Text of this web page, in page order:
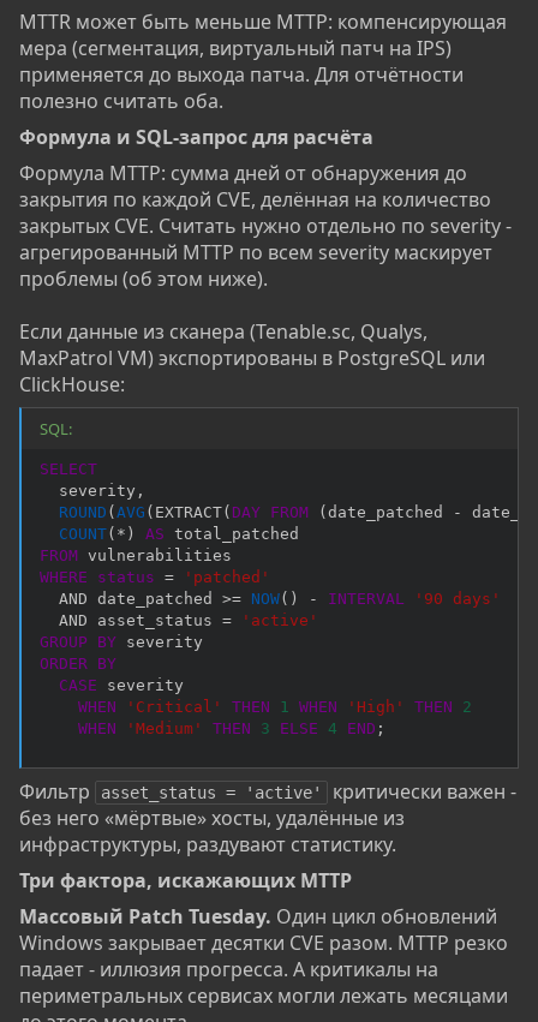
MTTR может быть меньше MTTP: компенсирующая
мера (сегментация, виртуальный патч на IPS)
применяется до выхода патча. Для отчётности
полезно считать оба.
Формула и SQL-запрос для расчёта​
Формула MTTP: сумма дней от обнаружения до
закрытия по каждой CVE, делённая на количество
закрытых CVE. Считать нужно отдельно по severity -
агрегированный MTTP по всем severity маскирует
проблемы (об этом ниже).
Если данные из сканера (Tenable.sc, Qualys,
MaxPatrol VM) экспортированы в PostgreSQL или
ClickHouse:
SQL:
SELECT
  severity
,
ROUND ( AVG ( EXTRACT( DAY FROM ( date_patched -
COUNT( * ) AS
FROM
WHERE
status =
'patched'
AND date_patched >= NOW( ) - INTERVAL
'90 days'
AND asset_status =
'active'
GROUP
BY
ORDER BY
CASE severity
WHEN
'Critical' THEN 1 WHEN 'High' THEN
2
WHEN
'Medium' THEN 3 ELSE 4 END ;
Фильтр asset_status = 'active'
критически важен -
без него «мёртвые» хосты, удалённые из
инфраструктуры, раздувают статистику.
Три фактора, искажающих MTTP​
Массовый Patch Tuesday. Один цикл обновлений
Windows закрывает десятки CVE разом. MTTP резко
падает - иллюзия прогресса. А критикалы на
периметральных сервисах могли лежать месяцами